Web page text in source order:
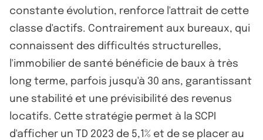
constante évolution, renforce l'attrait de cette
classe d'actifs. Contrairement aux bureaux, qui
connaissent des difficultés structurelles,
l'immobilier de santé bénéficie de baux à très
long terme, parfois jusqu'à 30 ans, garantissant
une stabilité et une prévisibilité des revenus
locatifs. Cette stratégie permet à la SCPI
d'afficher un TD 2023 de 5,1% et de se placer au